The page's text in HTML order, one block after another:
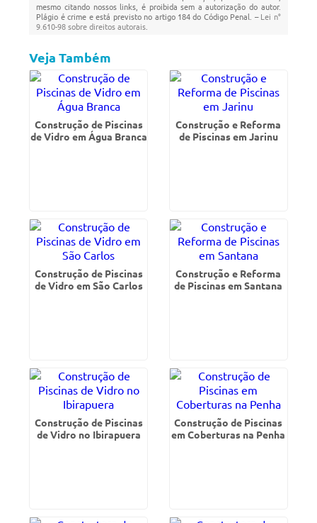
mesmo citando nossos links, é proibida sem a autorização do autor.
Plágio é crime e está previsto no artigo 184 do Código Penal. –Lei n°
9.610-98 sobre direitos autorais
Veja Também
Construção de Piscinas
de Vidro em Água Branca
Construção e Reforma
de Piscinas em Jarinu
Construção de Piscinas
de Vidro em São Carlos
Construção e Reforma
de Piscinas em Santana
Construção de Piscinas
de Vidro no Ibirapuera
Construção de Piscinas
em Coberturas na Penha